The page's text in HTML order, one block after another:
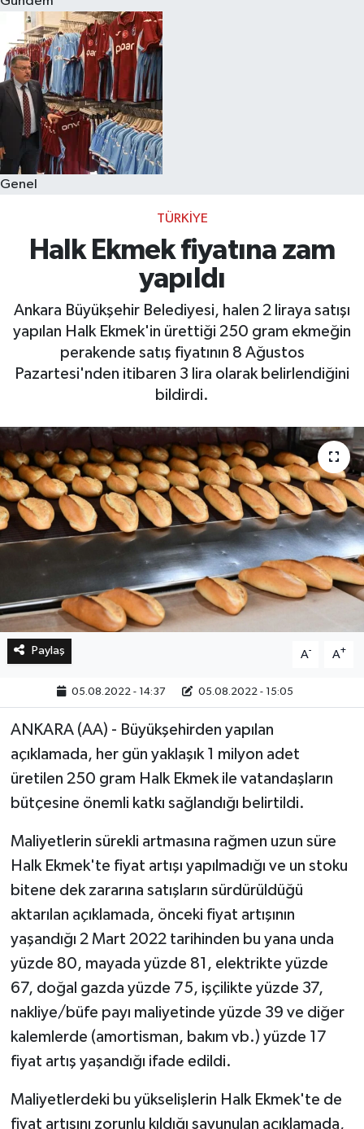
Genel
TÜRKIYE
Halk Ekmek fiyatına zam
yapıldı
Ankara Büyükşehir Belediyesi, halen 2 liraya satışı
yapılan Halk Ekmek'in ürettiği 250 gram ekmeğin
perakende satış fiyatının 8 Ağustos
Pazartesi'nden itibaren 3 lira olarak belirlendiğini
bildirdi.
Paylaş A- A+
05.08.2022 - 14:37 05.08.2022 - 15:05
ANKARA (AA) - Büyükşehirden yapılan
açıklamada, her gün yaklaşık 1 milyon adet
üretilen 250 gram Halk Ekmek ile vatandaşların
bütçesine önemli katkı sağlandığı belirtildi.
Maliyetlerin sürekli artmasına rağmen uzun süre
Halk Ekmek'te fiyat artışı yapılmadığı ve un stoku
bitene dek zararına satışların sürdürüldüğü
aktarılan açıklamada, önceki fiyat artışının
yaşandığı 2 Mart 2022 tarihinden bu yana unda
yüzde 80, mayada yüzde 81, elektrikte yüzde
67, doğal gazda yüzde 75, işçilikte yüzde 37,
nakliye/büfe payı maliyetinde yüzde 39 ve diğer
kalemlerde (amortisman, bakım vb.) yüzde 17
fiyat artış yaşandığı ifade edildi.
Maliyetlerdeki bu yükselişlerin Halk Ekmek'te de
fiyat artışını zorunlu kıldığı savunulan açıklamada,
Eğitim
Sağlık
Dünya
Magazin
Kültür & Sanat
Bilim
Genel